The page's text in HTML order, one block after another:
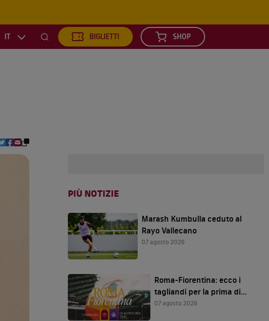
IT Search BIGLIETTI SHOP
PIÙ NOTIZIE
Marash Kumbulla ceduto al
Rayo Vallecano
07 agosto 2026
Roma-Fiorentina: ecco i
tagliandi per la prima di
Serie A!
07 agosto 2026